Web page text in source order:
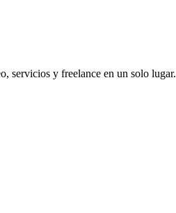
servicios y freelance en un solo lugar.